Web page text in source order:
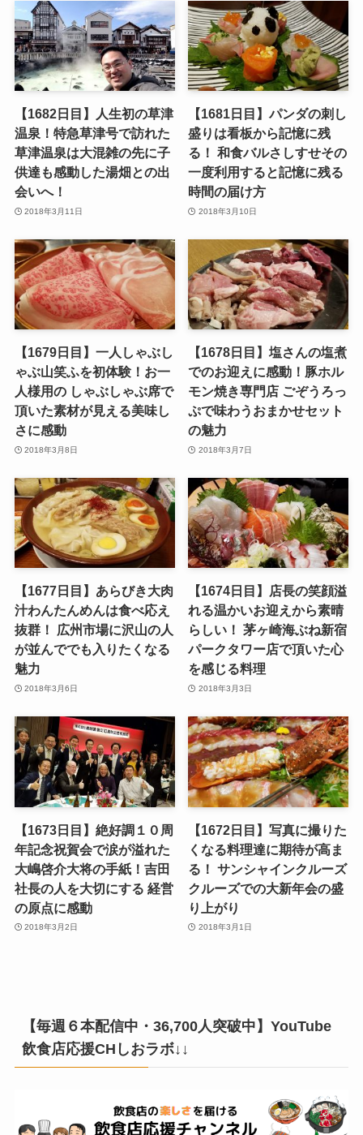
【1682日目】人生初の草津
温泉！特急草津号で訪れた
草津温泉は大混雑の先に子
供達も感動した湯畑との出
会いへ！
2018年3月11日
【1681日目】パンダの刺し
盛りは看板から記憶に残
る！ 和食バルさしすせその
一度利用すると記憶に残る
時間の届け方
2018年3月10日
【1679日目】一人しゃぶし
ゃぶ山笑ふを初体験！お一
人様用の しゃぶしゃぶ席で
頂いた素材が見える美味し
さに感動
2018年3月8日
【1678日目】塩さんの塩煮
でのお迎えに感動！豚ホル
モン焼き専門店 ごぞうろっ
ぷで味わうおまかせセット
の魅力
2018年3月7日
【1677日目】あらびき大肉
汁わんたんめんは食べ応え
抜群！ 広州市場に沢山の人
が並んででも入りたくなる
魅力
2018年3月6日
【1674日目】店長の笑顔溢
れる温かいお迎えから素晴
らしい！ 茅ヶ崎海ぶね新宿
パークタワー店で頂いた心
を感じる料理
2018年3月3日
【1673日目】絶好調１０周
年記念祝賀会で涙が溢れた
大嶋啓介大将の手紙！吉田
社長の人を大切にする 経営
の原点に感動
2018年3月2日
【1672日目】写真に撮りた
くなる料理達に期待が高ま
る！ サンシャインクルーズ
クルーズでの大新年会の盛
り上がり
2018年3月1日
【毎週６本配信中・36,700人突破中】YouTube
飲食店応援CHしおラボ↓↓